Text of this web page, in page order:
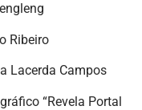
Ribeiro
Lacerda Campos
“Revela Portal